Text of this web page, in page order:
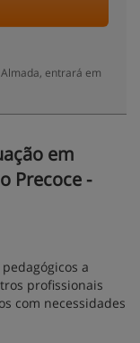
entrará em
em
Precoce -
a
profissionais
com necessidades